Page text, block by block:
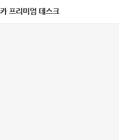
프리미엄 데스크